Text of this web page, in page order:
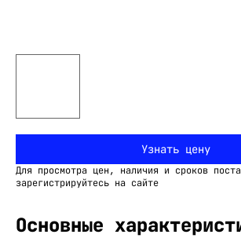
Узнать цену
Для просмотра цен, наличия и сроков
зарегистрируйтесь на сайте
Основные